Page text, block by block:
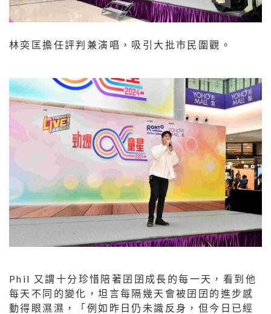
林奕匡擔任評判兼演唱，吸引大批市民圍觀。
Phil 又謂十分珍惜陪著囝囝成長的每一天，看到他
每天不同的變化，坦言每隔幾天會被囝囝的進步感
動得眼濕濕，「例如昨日仍未識反身，但今日已經